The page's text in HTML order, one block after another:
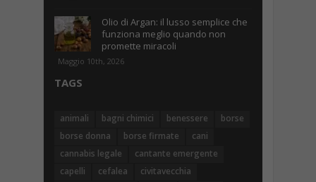
Olio di Argan: il lusso semplice che
funziona meglio quando non
promette miracoli
Maggio 10th, 2026
TAGS
animali bagni chimici benessere
borse
borse donna
borse firmate
cani
cannabis legale
cantante emergente
capelli
cefalea
civitavecchia